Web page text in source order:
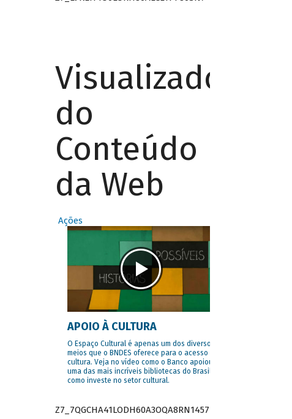
Visualizador
do
Conteúdo
da Web
Ações
APOIO À CULTURA
O Espaço Cultural é apenas um dos diversos
meios que o BNDES oferece para o acesso à
cultura. Veja no vídeo como o Banco apoiou
uma das mais incríveis bibliotecas do Brasil e
como investe no setor cultural.
Z7_7QGCHA41LODH60A3OQA8RN1457